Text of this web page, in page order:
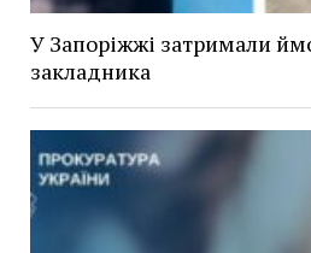
У Запоріжжі затримали
закладника